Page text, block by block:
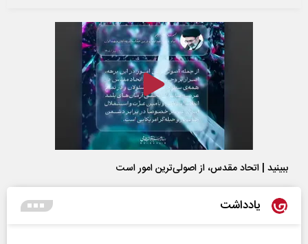
ببینید | اتحاد مقدس، از اصولی‌ترین امور است
یادداشت